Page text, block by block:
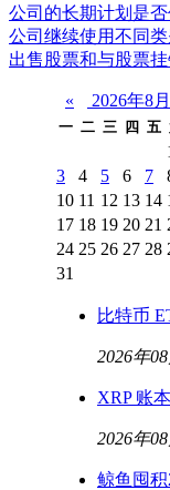
公司的长期计划是
公司继续使用不同
出售股票和与股票
« 2026年8月
一 二 三 四 五
3
4 5 6 7
10 11 12 13 14
17 18 19 20 21
24 25 26 27 28
31
比特币
2026年
XRP 账
2026年
鲸鱼囤